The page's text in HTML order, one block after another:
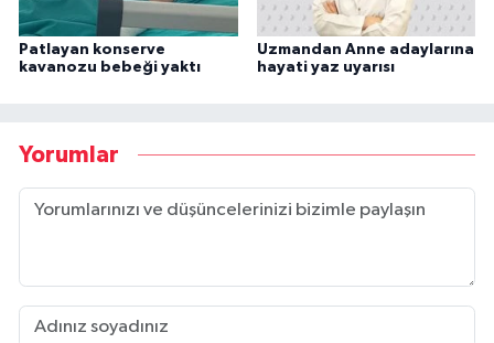
Patlayan konserve
kavanozu bebeği yaktı
Uzmandan Anne adaylarına
hayati yaz uyarısı
Yorumlar